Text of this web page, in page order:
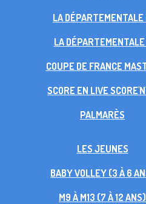
LA DÉPARTEMENTALE
LA DÉPARTEMENTALE
COUPE DE FRANCE
SCORE EN LIVE
PALMARÈS
LES JEUNES
BABY VOLLEY (3 À 6
M9 À M13 (7 À 12 ANS)